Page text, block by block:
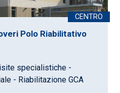
Polo Riabilitativo
specialistiche -
- Riabilitazione GCA